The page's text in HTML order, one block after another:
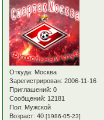
Откуда: Москва
Зарегистрирован: 2006-11-16
Приглашений: 0
Сообщений: 12181
Пол: Мужской
Возраст: 40[1986-05-23]